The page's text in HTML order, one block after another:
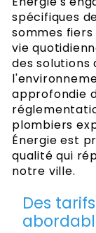
spécifiques
sommes
vie
des
approfondie
plombiers
Énergie est
qualité qui
notre ville.
Des